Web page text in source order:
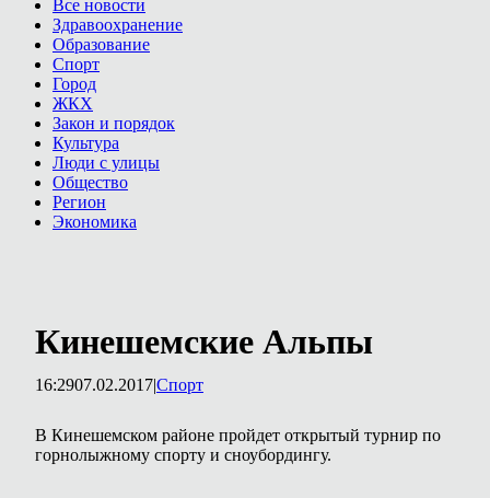
Все новости
Здравоохранение
Образование
Спорт
Город
ЖКХ
Закон и порядок
Культура
Люди с улицы
Общество
Регион
Экономика
Кинешемские Альпы
16:2907.02.2017|Спорт
В Кинешемском районе пройдет открытый турнир по
горнолыжному спорту и сноубордингу.